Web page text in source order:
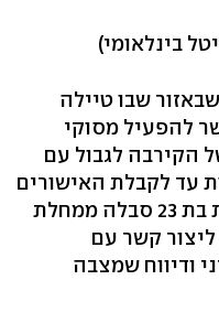
בינלאומי)
שבו טיילה
להפעיל מסוקי
הקירבה לגבול עם
עד לקבלת האישורים
הנדרשים. המטיילת הישראלית בת 23 סבלה ממחלת
קשר עם
ודיווח שמצבה